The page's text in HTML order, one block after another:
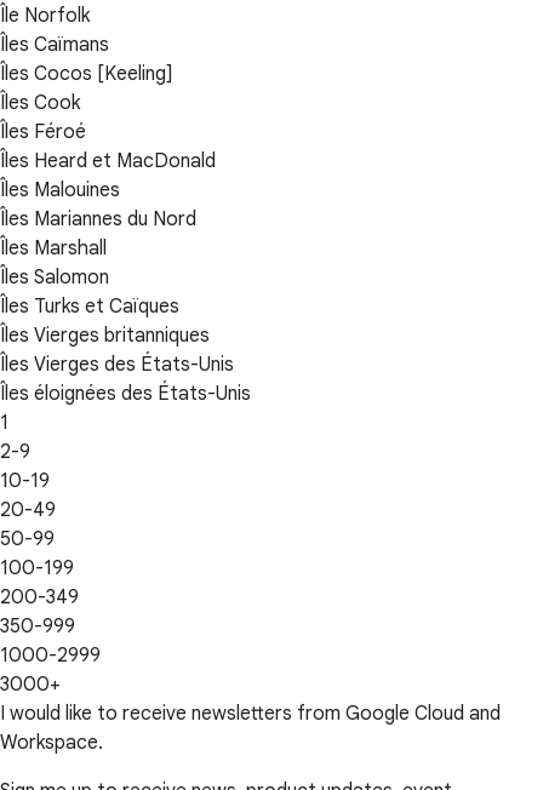
Île Norfolk
Îles Caïmans
Îles Cocos [Keeling]
Îles Cook
Îles Féroé
Îles Heard et MacDonald
Îles Malouines
Îles Mariannes du Nord
Îles Marshall
Îles Salomon
Îles Turks et Caïques
Îles Vierges britanniques
Îles Vierges des États-Unis
Îles éloignées des États-Unis
1
2-9
10-19
20-49
50-99
100-199
200-349
350-999
1000-2999
3000+
I would like to receive newsletters from Google Cloud and
Workspace.